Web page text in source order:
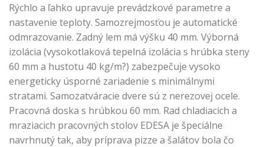
Rýchlo a ľahko upravuje prevádzkové parametre a
nastavenie teploty. Samozrejmosťou je automatické
odmrazovanie. Zadný lem má výšku 40 mm. Výborná
izolácia (vysokotlaková tepelná izolácia s hrúbka steny
60 mm a hustotu 40 kg/m?) zabezpečuje vysoko
energeticky úsporné zariadenie s minimálnymi
stratami. Samozatváracie dvere sú z nerezovej ocele.
Pracovná doska s hrúbkou 60 mm. Rad chladiacich a
mraziacich pracovných stolov EDESA je špeciálne
navrhnutý tak, aby príprava pizze a šalátov bola čo